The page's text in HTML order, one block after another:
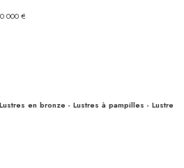
000 €
en bronze - Lustres à pampilles - Lustre